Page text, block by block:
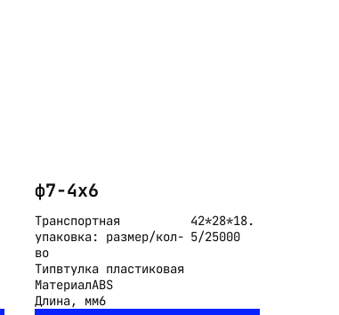
ф7-4x6
Транспортная
упаковка: размер/кол-
во
42*28*18.
5/25000
Типвтулка пластиковая
МатериалABS
Длина, мм6